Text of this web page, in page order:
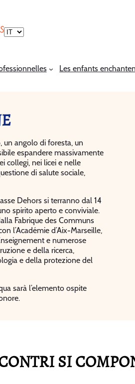
Scegli
Les enfants
un angolo di foresta, un
espandere massivamente
collegi, nei licei e nelle
di salute sociale,
Dehors si terranno dal 14
spirito aperto e conviviale.
Fabrique des Communs
l’Académie d’Aix-Marseille,
e numerose
e della ricerca,
e della protezione del
sarà l’elemento ospite
SI